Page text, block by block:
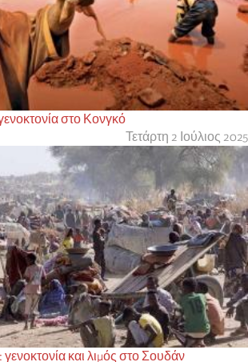
στο Κονγκό
Τετάρτη 2 Ιούλιος 2025
και λιμός στο Σουδάν